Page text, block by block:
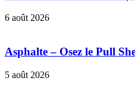
6 août 2026
Asphalte – Osez le Pull
5 août 2026